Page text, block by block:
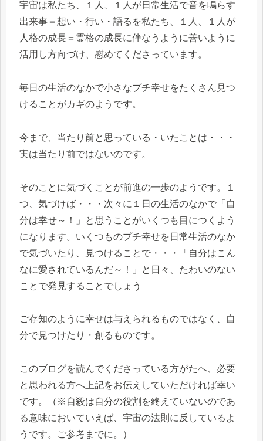
宇宙は私たち、１人、１人が日常生活で音を鳴らす
出来事＝想い・行い・語るを私たち、１人、１人が
人格の成長＝霊格の成長に伴なうように善いように
活用し方向づけ、慰めてくださっています。
毎日の生活のなかで小さなプチ幸せをたくさん見つ
けることがカギのようです。
今まで、当たり前と思っている・いたことは・・・
実は当たり前ではないのです。
そのことに気づくことが前進の一歩のようです。１
つ、気づけば・・・次々に１日の生活のなかで「自
分は幸せ～！」と思うことがいくつも目につくよう
になります。いくつものプチ幸せを日常生活のなか
で気づいたり、見つけることで・・・「自分はこん
なに愛されているんだ～！」と日々、たわいのない
ことで発見することでしょう
ご存知のように幸せは与えられるものではなく、自
分で見つけたり・創るものです。
このブログを読んでくださっている方がたへ、必要
と思われる方へ上記をお伝えしていただければ幸い
です。（※自殺は自分の役割を終えていないのであ
る意味においていえば、宇宙の法則に反しているよ
うです。ご参考までに。）